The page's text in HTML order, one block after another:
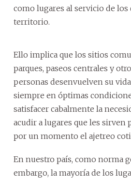
como lugares al servicio de los
territorio.
Ello implica que los sitios
parques, paseos centrales y
personas desenvuelven su
siempre en óptimas
satisfacer cabalmente la
acudir a lugares que les sirven
por un momento el ajetreo
En nuestro país, como norma
embargo, la mayoría de los